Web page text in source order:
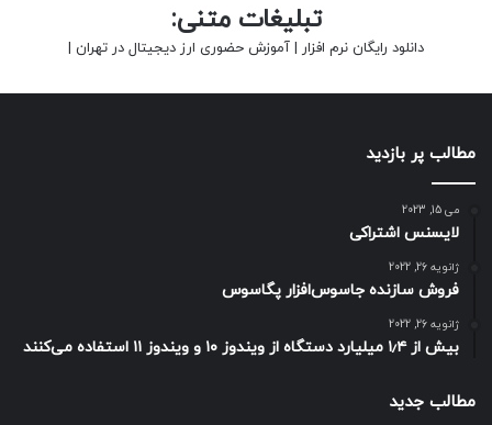
تبلیغات متنی:
دانلود رایگان نرم افزار | آموزش حضوری ارز دیجیتال در تهران |
مطالب پر بازدید
می 15, 2023
لایسنس اشتراکی
ژانویه 26, 2022
فروش سازنده جاسوس‌افزار پگاسوس
ژانویه 26, 2022
بیش از ۱٫۴ میلیارد دستگاه از ویندوز ۱۰ و ویندوز ۱۱ استفاده می‌کنند
مطالب جدید